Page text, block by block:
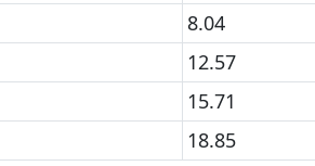
8.04
12.57
15.71
18.85